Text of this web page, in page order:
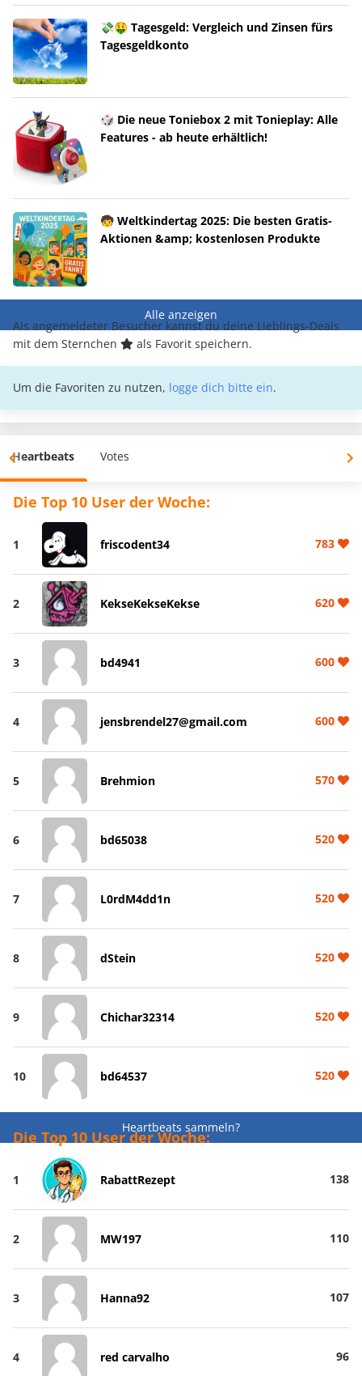
💸🤑 Tagesgeld: Vergleich und Zinsen fürs
Tagesgeldkonto
🎲 Die neue Toniebox 2 mit Tonieplay: Alle
Features - ab heute erhältlich!
🧒 Weltkindertag 2025: Die besten Gratis-
Aktionen &amp; kostenlosen Produkte
Alle anzeigen
Als angemeldeter Besucher kannst du deine Lieblings-Deals
mit dem Sternchen
als Favorit speichern.
Um die Favoriten zu nutzen, logge dich bitte ein.
Heartbeats Votes
Die Top 10 User der Woche:
1 friscodent34 783
2 KekseKekseKekse 620
3 bd4941 600
4 jensbrendel27@gmail.com 600
5 Brehmion 570
6 bd65038 520
7 L0rdM4dd1n 520
8 dStein 520
9 Chichar32314 520
10 bd64537 520
Heartbeats sammeln?
Die Top 10 User der Woche:
1 RabattRezept 138
2 MW197 110
3 Hanna92 107
4 red carvalho 96